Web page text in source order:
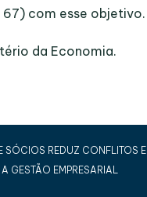
67) com esse objetivo.
da Economia.
SÓCIOS REDUZ CONFLITOS E
GESTÃO EMPRESARIAL